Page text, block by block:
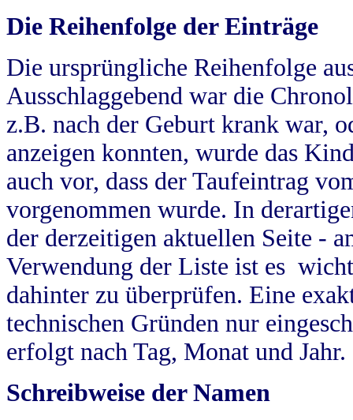
Die Reihenfolge der Einträge
Die ursprüngliche Reihenfolge
Ausschlaggebend war die
z.B. nach der Geburt krank war,
anzeigen konnten, wurde das
auch vor, dass der Taufeintrag
vorgenommen wurde. In
der derzeitigen aktuellen Seite -
Verwendung der Liste ist es
dahinter zu überprüfen. Eine
technischen Gründen nur
erfolgt nach Tag, Monat und Jahr.
Schreibweise der Namen